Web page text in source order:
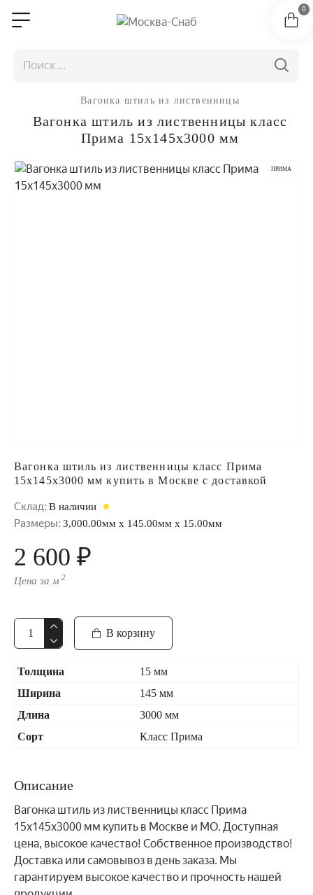
0
Вагонка штиль из лиственницы
Вагонка штиль из лиственницы класс
Прима 15x145x3000 мм
ПРИМА
Вагонка штиль из лиственницы класс Прима
15x145x3000 мм купить в Москве с доставкой
Склад: В наличии
Размеры: 3,000.00мм x 145.00мм x 15.00мм
2 600 ₽
В корзину
Цена за м 2
Толщина
15 мм
Ширина
145 мм
Длина
3000 мм
Сорт
Класс Прима
Описание
Вагонка штиль из лиственницы класс Прима
15x145x3000 мм купить в Москве и МО. Доступная
цена, высокое качество! Собственное производство!
Доставка или самовывоз в день заказа. Мы
гарантируем высокое качество и прочность нашей